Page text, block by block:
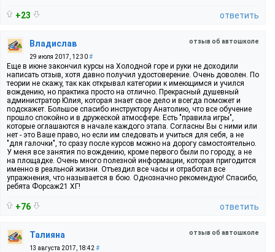
+23 ответить
отзыв об автошколе
Владислав
29 июля 2017, 12:30#
Еще в июне закончил курсы на Холодной горе и руки не доходили
написать отзыв, хотя давно получил удостоверение. Очень доволен. По
теории не скажу, так как открывал категории к имеющимся и учился
вождению, но практика просто на отлично. Прекрасный душевный
администратор Юлия, которая знает свое дело и всегда поможет и
подскажет. Большое спасибо инструктору Анатолию, что все обучение
прошло спокойно и в дружеской атмосфере. Есть "правила игры",
которые оглашаются в начале каждого этапа. Согласны Вы с ними или
нет - это Ваше право, но если им следовать и учиться для себя, а не
"для галочки", то сразу после курсов можно на дорогу самостоятельно.
У меня все занятия по вождению, кроме первого были по городу, а не
на площадке. Очень много полезной информации, которая пригодится
именно в реальной жизни. Отъездил все часы и отработал все
упражнения, что называется в бою. Однозначно рекомендую! Спасибо,
ребята Форсаж21 ХГ!
+76 ответить
отзыв об автошколе
Талияна
13 августа 2017, 18:42 #